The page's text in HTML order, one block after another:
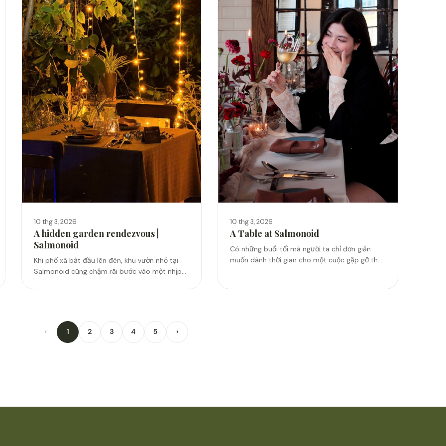
10 thg 3, 2026
A hidden garden rendezvous |
Salmonoid
Khi phố xá bắt đầu lên đèn, khu vườn nhỏ tại
Salmonoid cũng chậm rãi bước vào một nhịp
10 thg 3, 2026
A Table at Salmonoid
Có những buổi tối mà người ta chỉ đơn giản
muốn dành thời gian cho một cuộc gặp gỡ thật
‹ 1 2 3 4 5 ›